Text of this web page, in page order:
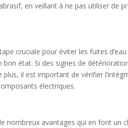
en veillant à ne pas utiliser de
cruciale pour éviter les fuites
bon état. Si des signes de
il est important de vérifier
électriques.
nombreux avantages qui en font